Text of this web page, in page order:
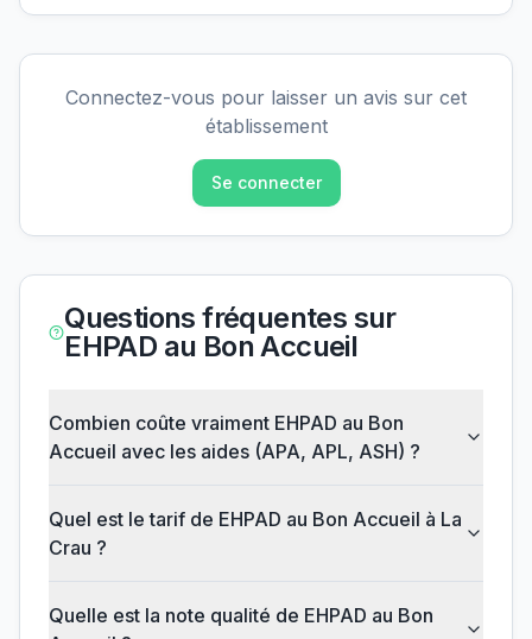
Connectez-vous pour laisser un avis sur cet
établissement
Se connecter
Questions fréquentes sur
EHPAD au Bon Accueil
Combien coûte vraiment EHPAD au Bon
Accueil avec les aides (APA, APL, ASH) ?
Quel est le tarif de EHPAD au Bon Accueil à La
Crau ?
Quelle est la note qualité de EHPAD au Bon